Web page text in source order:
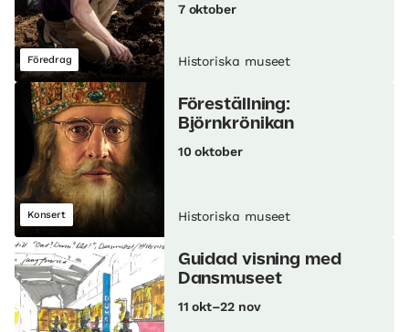
Föredrag
7 oktober
Historiska museet
Konsert
Föreställning:
Björnkrönikan
10 oktober
Historiska museet
Guidad visning med
Dansmuseet
11 okt–22 nov